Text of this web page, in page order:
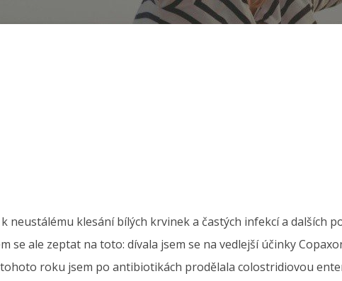
klesání bílých krvinek a častých infekcí a dalších
se ale zeptat na toto: dívala jsem se na vedlejší účinky
roku jsem po antibiotikách prodělala colostridiovou